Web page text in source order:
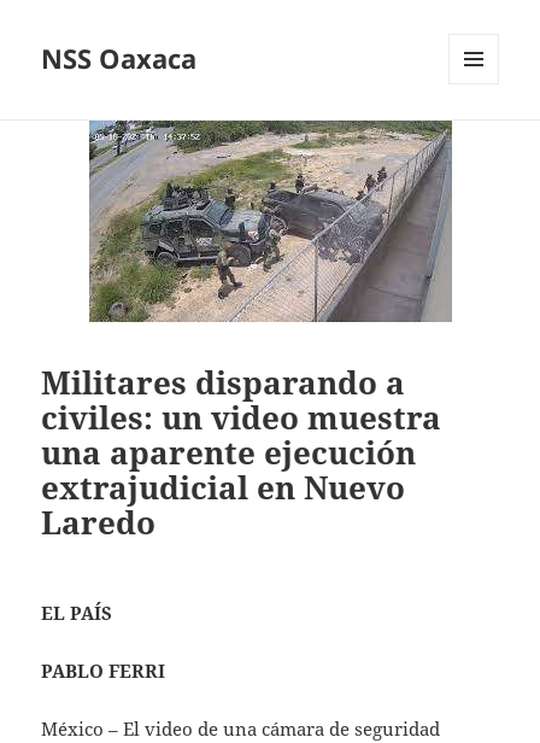
NSS Oaxaca
WIDGETS
Militares disparando a
civiles: un video muestra
una aparente ejecución
extrajudicial en Nuevo
Laredo
EL PAÍS
PABLO FERRI
México – El video de una cámara de seguridad